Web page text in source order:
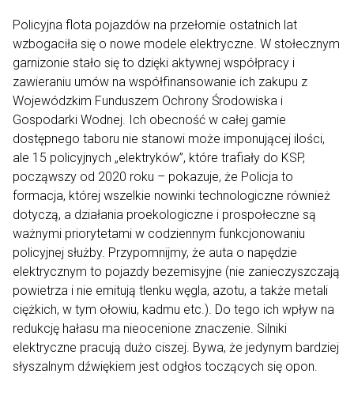
Policyjna flota pojazdów na przełomie ostatnich lat
wzbogaciła się o nowe modele elektryczne. W stołecznym
garnizonie stało się to dzięki aktywnej współpracy i
zawieraniu umów na współfinansowanie ich zakupu z
Wojewódzkim Funduszem Ochrony Środowiska i
Gospodarki Wodnej. Ich obecność w całej gamie
dostępnego taboru nie stanowi może imponującej ilości,
ale 15 policyjnych „elektryków”, które trafiały do KSP,
począwszy od 2020 roku – pokazuje, że Policja to
formacja, której wszelkie nowinki technologiczne również
dotyczą, a działania proekologiczne i prospołeczne są
ważnymi priorytetami w codziennym funkcjonowaniu
policyjnej służby. Przypomnijmy, że auta o napędzie
elektrycznym to pojazdy bezemisyjne (nie zanieczyszczają
powietrza i nie emitują tlenku węgla, azotu, a także metali
ciężkich, w tym ołowiu, kadmu etc.). Do tego ich wpływ na
redukcję hałasu ma nieocenione znaczenie. Silniki
elektryczne pracują dużo ciszej. Bywa, że jedynym bardziej
słyszalnym dźwiękiem jest odgłos toczących się opon.